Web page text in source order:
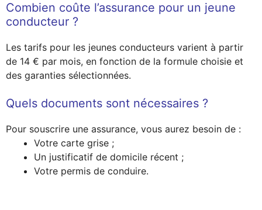
Combien coûte l’assurance pour un jeune
conducteur ?
Les tarifs pour les jeunes conducteurs varient à partir
de 14 € par mois, en fonction de la formule choisie et
des garanties sélectionnées.
Quels documents sont nécessaires ?
Pour souscrire une assurance, vous aurez besoin de :
Votre carte grise ;
Un justificatif de domicile récent ;
Votre permis de conduire.